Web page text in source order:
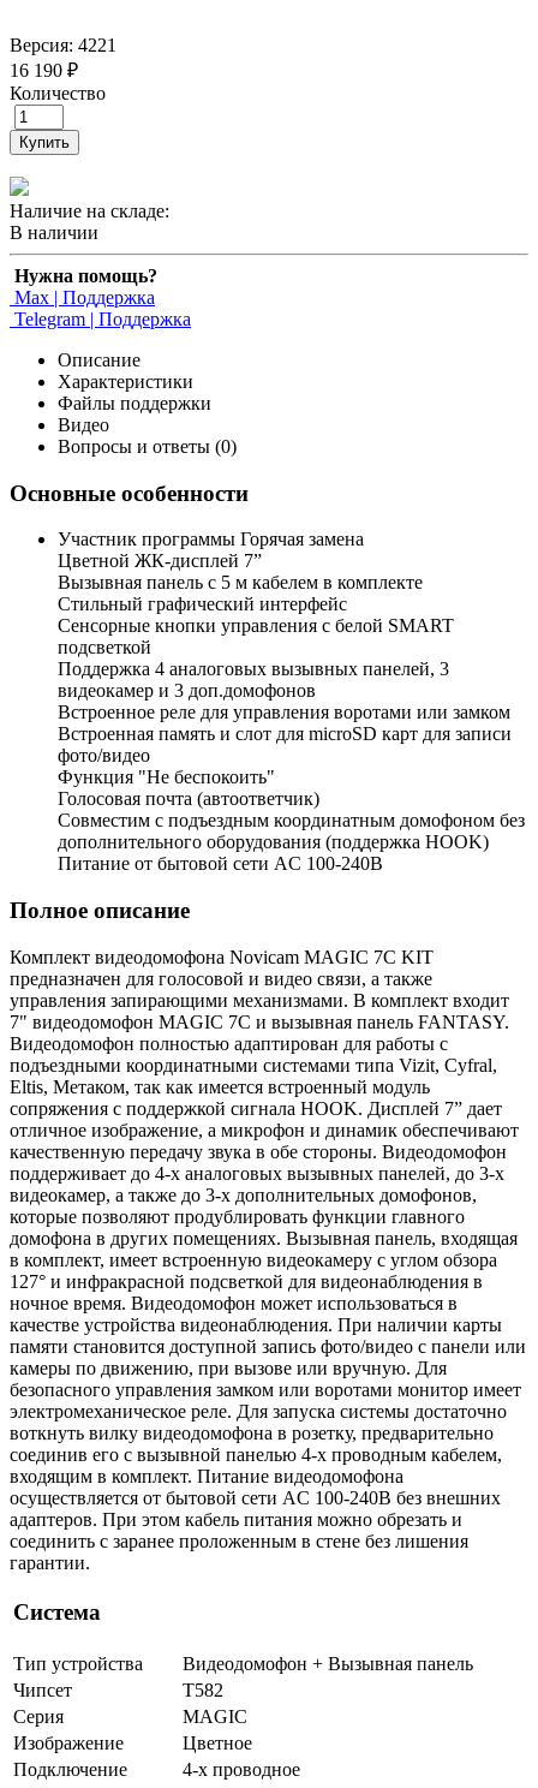
Версия: 4221
16 190 ₽
Количество
Купить
Наличие на складе:
В наличии
Нужна помощь?
Max | Поддержка
Telegram | Поддержка
Описание
Характеристики
Файлы поддержки
Видео
Вопросы и ответы (0)
Основные особенности
Участник программы Горячая замена
Цветной ЖК-дисплей 7”
Вызывная панель с 5 м кабелем в комплекте
Стильный графический интерфейс
Сенсорные кнопки управления c белой SMART
подсветкой
Поддержка 4 аналоговых вызывных панелей, 3
видеокамер и 3 доп.домофонов
Встроенное реле для управления воротами или замком
Встроенная память и слот для microSD карт для записи
фото/видео
Функция "Не беспокоить"
Голосовая почта (автоответчик)
Совместим с подъездным координатным домофоном без
дополнительного оборудования (поддержка HOOK)
Питание от бытовой сети AC 100-240В
Полное описание
Комплект видеодомофона Novicam MAGIC 7С KIT
предназначен для голосовой и видео связи, а также
управления запирающими механизмами. В комплект входит
7" видеодомофон MAGIC 7C и вызывная панель FANTASY.
Видеодомофон полностью адаптирован для работы с
подъездными координатными системами типа Vizit, Cyfral,
Eltis, Метаком, так как имеется встроенный модуль
сопряжения с поддержкой сигнала HOOK. Дисплей 7” дает
отличное изображение, а микрофон и динамик обеспечивают
качественную передачу звука в обе стороны. Видеодомофон
поддерживает до 4-х аналоговых вызывных панелей, до 3-х
видеокамер, а также до 3-х дополнительных домофонов,
которые позволяют продублировать функции главного
домофона в других помещениях. Вызывная панель, входящая
в комплект, имеет встроенную видеокамеру c углом обзора
127° и инфракрасной подсветкой для видеонаблюдения в
ночное время. Видеодомофон может использоваться в
качестве устройства видеонаблюдения. При наличии карты
памяти становится доступной запись фото/видео с панели или
камеры по движению, при вызове или вручную. Для
безопасного управления замком или воротами монитор имеет
электромеханическое реле. Для запуска системы достаточно
воткнуть вилку видеодомофона в розетку, предварительно
соединив его с вызывной панелью 4-х проводным кабелем,
входящим в комплект. Питание видеодомофона
осуществляется от бытовой сети AC 100-240В без внешних
адаптеров. При этом кабель питания можно обрезать и
соединить с заранее проложенным в стене без лишения
гарантии.
Система
Тип устройства
Видеодомофон + Вызывная панель
Чипсет
T582
Серия
MAGIC
Изображение
Цветное
Подключение
4-х проводное